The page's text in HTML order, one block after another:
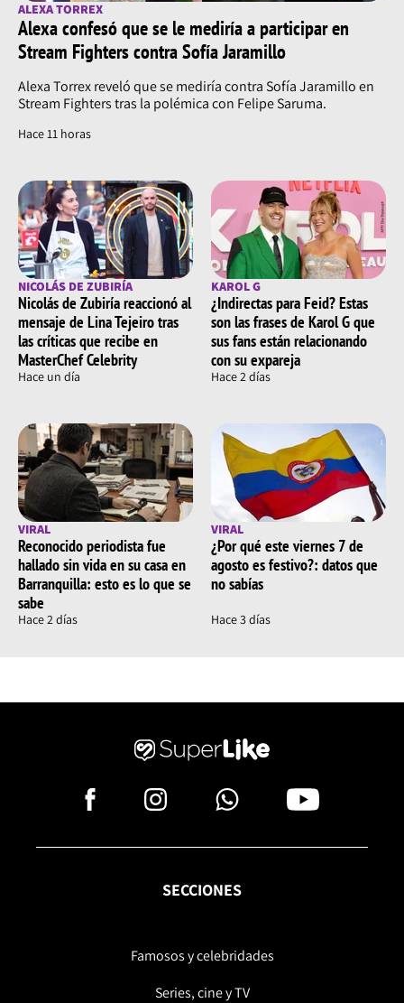
ALEXA TORREX
Alexa confesó que se le mediría a participar en
Stream Fighters contra Sofía Jaramillo
Alexa Torrex reveló que se mediría contra Sofía Jaramillo en
Stream Fighters tras la polémica con Felipe Saruma.
Hace 11 horas
NICOLÁS DE ZUBIRÍA
Nicolás de Zubiría reaccionó al
mensaje de Lina Tejeiro tras
las críticas que recibe en
MasterChef Celebrity
Hace un día
KAROL G
¿Indirectas para Feid? Estas
son las frases de Karol G que
sus fans están relacionando
con su expareja
Hace 2 días
VIRAL
Reconocido periodista fue
hallado sin vida en su casa en
Barranquilla: esto es lo que se
sabe
Hace 2 días
VIRAL
¿Por qué este viernes 7 de
agosto es festivo?: datos que
no sabías
Hace 3 días
SECCIONES
Famosos y celebridades
Series, cine y TV